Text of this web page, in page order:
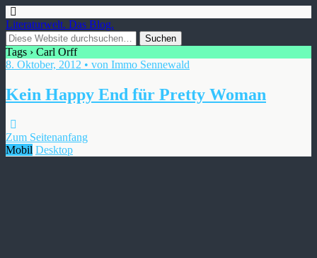
Literaturwelt. Das Blog.
Tags › Carl Orff
8. Oktober, 2012 • von Immo Sennewald
Kein Happy End für Pretty Woman
Zum Seitenanfang
Mobil Desktop